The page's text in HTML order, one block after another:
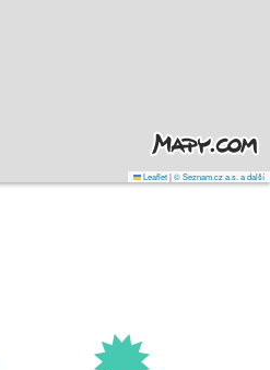
Leaflet|© Seznam.cz a.s. a další